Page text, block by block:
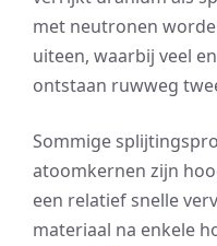
met neutronen
uiteen, waarbij veel
ontstaan ruwweg
Sommige
atoomkernen zijn
een relatief snelle
materiaal na enkele